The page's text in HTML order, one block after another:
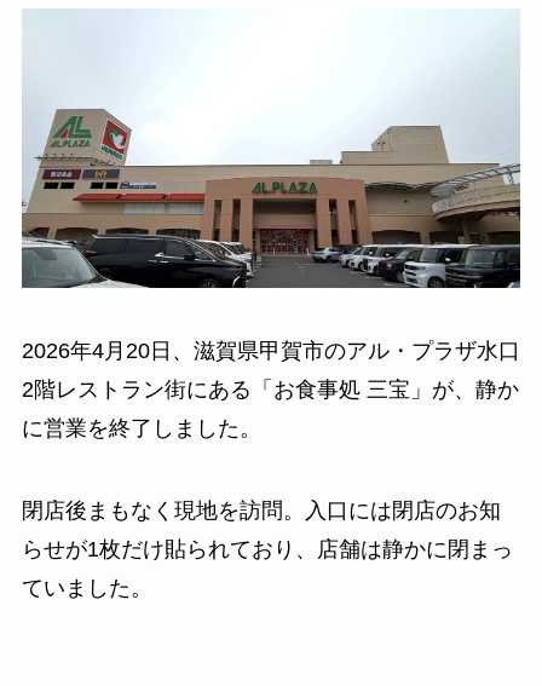
2026年4月20日、滋賀県甲賀市のアル・プラザ水口
2階レストラン街にある「お食事処 三宝」が、静か
に営業を終了しました。
閉店後まもなく現地を訪問。入口には閉店のお知
らせが1枚だけ貼られており、店舗は静かに閉まっ
ていました。